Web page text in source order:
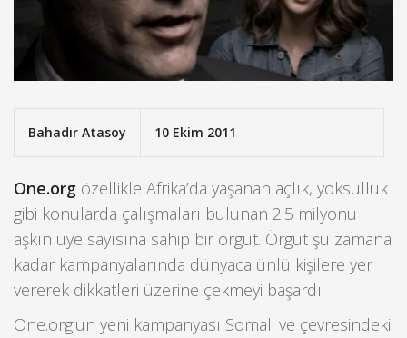
Bahadır Atasoy 10 Ekim 2011
One.org özellikle Afrika’da yaşanan açlık, yoksulluk
gibi konularda çalışmaları bulunan 2.5 milyonu
aşkın üye sayısına sahip bir örgüt. Örgüt şu zamana
kadar kampanyalarında dünyaca ünlü kişilere yer
vererek dikkatleri üzerine çekmeyi başardı.
One.org’un yeni kampanyası Somali ve çevresindeki